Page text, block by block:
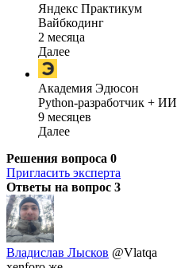
Яндекс Практикум
Вайбкодинг
2 месяца
Далее
Академия Эдюсон
Python-разработчик + ИИ
9 месяцев
Далее
Решения вопроса 0
Пригласить эксперта
Ответы на вопрос 3
Владислав Лысков @Vlatqa